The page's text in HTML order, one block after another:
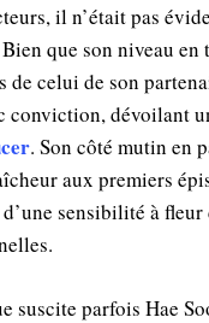
il n’était pas
que son niveau en
de celui de son
conviction, dévoilant
. Son côté mutin en
aux premiers
sensibilité à fleur
suscite parfois Hae